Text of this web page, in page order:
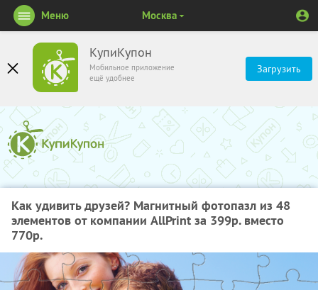
КупиКупон
Мобильное приложение
ещё удобнее
Загрузить
Меню Москва
Как удивить друзей? Магнитный фотопазл из 48
элементов от компании AllPrint за 399р. вместо
770р.